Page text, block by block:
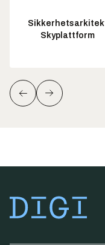
Skyplattform